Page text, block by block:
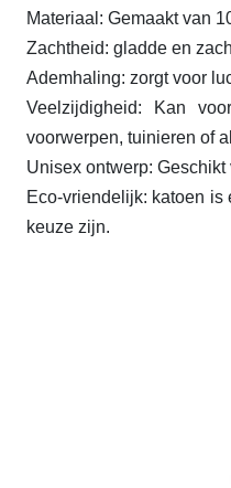
Materiaal: Gemaakt van
Zachtheid: gladde en
Ademhaling: zorgt voor
Veelzijdigheid: Kan
voorwerpen, tuinieren of
Unisex ontwerp:
Eco-vriendelijk: katoen
keuze zijn.